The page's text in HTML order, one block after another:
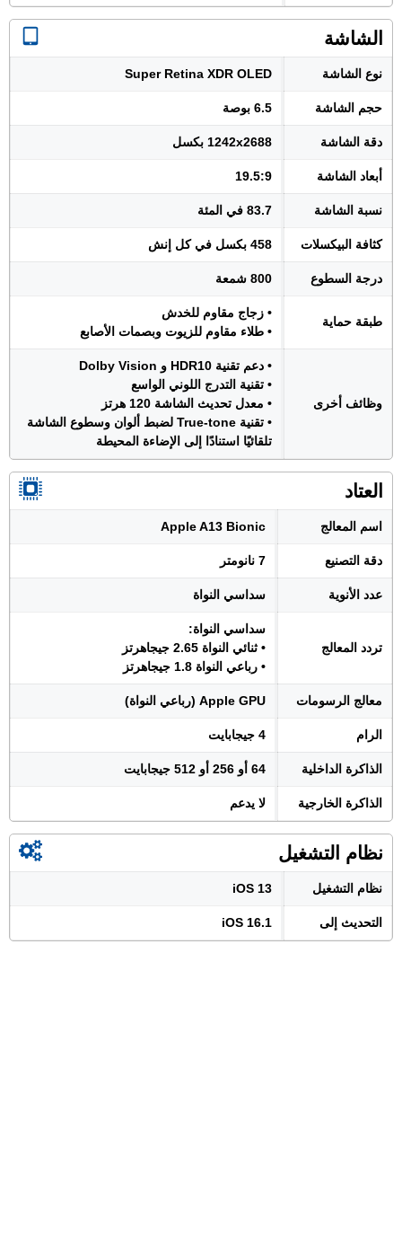
الشاشة
نوع الشاشة Super Retina XDR OLED
حجم الشاشة 6.5 بوصة
دقة الشاشة 1242x2688 بكسل
أبعاد الشاشة 19.5:9
نسبة الشاشة 83.7 في المئة
كثافة البيكسلات 458 بكسل في كل إنش
درجة السطوع 800 شمعة
طبقة حماية
• زجاج مقاوم للخدش
• طلاء مقاوم للزيوت وبصمات الأصابع
وظائف أخرى
• دعم تقنية HDR10 و Dolby Vision
• تقنية التدرج اللوني الواسع
• معدل تحديث الشاشة 120 هرتز
• تقنية True-tone لضبط ألوان وسطوع الشاشة
تلقائيًا استنادًا إلى الإضاءة المحيطة
العتاد
اسم المعالج Apple A13 Bionic
دقة التصنيع 7 نانومتر
عدد الأنوية سداسي النواة
تردد المعالج
سداسي النواة:
• ثنائي النواة 2.65 جيجاهرتز
• رباعي النواة 1.8 جيجاهرتز
معالج الرسومات Apple GPU (رباعي النواة)
الرام 4 جيجابايت
الذاكرة الداخلية 64 أو 256 أو 512 جيجابايت
الذاكرة الخارجية لا يدعم
نظام التشغيل
نظام التشغيل iOS 13
التحديث إلى iOS 16.1